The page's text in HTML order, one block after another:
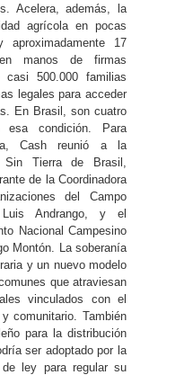
Acelera, además, la
agrícola en pocas
aproximadamente 17
manos de firmas
casi 500.000 familias
legales para acceder
En Brasil, son cuatro
condición. Para
Cash reunió a la
Sin Tierra de Brasil,
de la Coordinadora
del Campo
Luis Andrango, y el
Nacional Campesino
Montón. La soberanía
y un nuevo modelo
que atraviesan
vinculados con el
comunitario. También
para la distribución
ser adoptado por la
ley para regular su